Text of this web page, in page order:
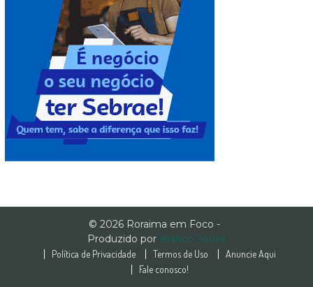
© 2026 Roraima em Foco -
Produzido por Branco Sousa
Política de Privacidade Termos de Uso
Anuncie Aqui
Fale conosco!